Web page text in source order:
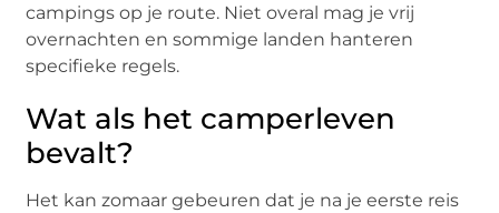
campings op je route. Niet overal mag je vrij
overnachten en sommige landen hanteren
specifieke regels.
Wat als het camperleven
bevalt?
Het kan zomaar gebeuren dat je na je eerste reis